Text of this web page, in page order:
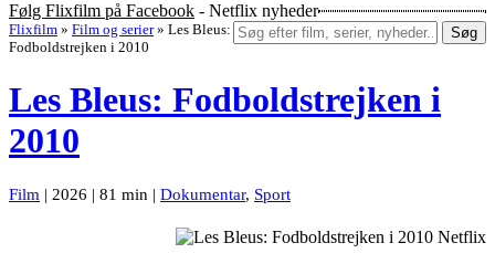
Følg Flixfilm på Facebook - Netflix nyheder
Søg
Flixfilm » Film og serier » Les Bleus:
Fodboldstrejken i 2010
Les Bleus: Fodboldstrejken i
2010
Film | 2026 | 81 min | Dokumentar, Sport